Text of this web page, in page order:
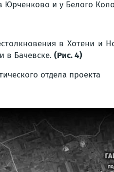
Юрченково и у Белого
в Хотени
в Бачевске. (Рис. 4)
отдела проекта